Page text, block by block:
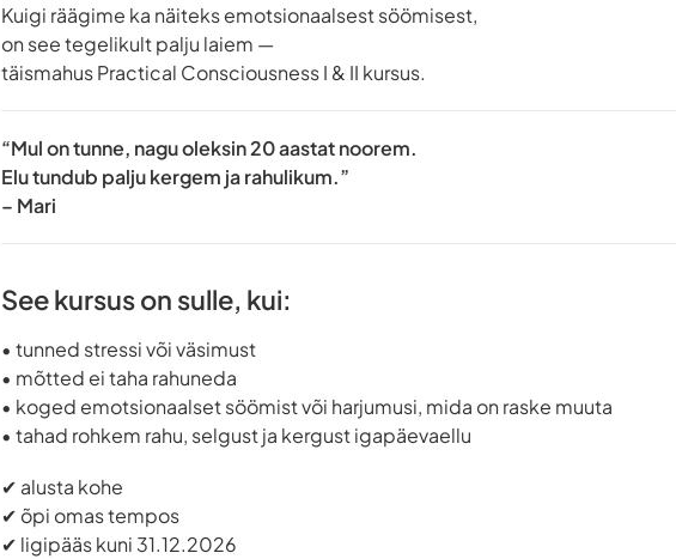
Kuigi räägime ka näiteks emotsionaalsest söömisest,
on see tegelikult palju laiem —
täismahus Practical Consciousness I & II kursus.
“Mul on tunne, nagu oleksin 20 aastat noorem.
Elu tundub palju kergem ja rahulikum.”
– Mari
See kursus on sulle, kui:
• tunned stressi või väsimust
• mõtted ei taha rahuneda
• koged emotsionaalset söömist või harjumusi, mida on raske muuta
• tahad rohkem rahu, selgust ja kergust igapäevaellu
✔ alusta kohe
✔ õpi omas tempos
✔ ligipääs kuni 31.12.2026